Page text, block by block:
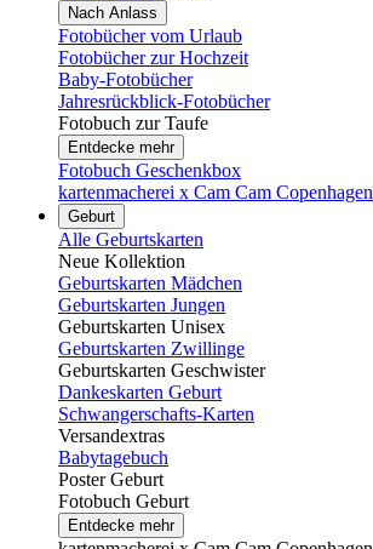
Nach Anlass
Fotobücher vom Urlaub
Fotobücher zur Hochzeit
Baby-Fotobücher
Jahresrückblick-Fotobücher
Fotobuch zur Taufe
Entdecke mehr
Fotobuch Geschenkbox
kartenmacherei x Cam Cam Copenhagen
Geburt
Alle Geburtskarten
Neue Kollektion
Geburtskarten Mädchen
Geburtskarten Jungen
Geburtskarten Unisex
Geburtskarten Zwillinge
Geburtskarten Geschwister
Dankeskarten Geburt
Schwangerschafts-Karten
Versandextras
Babytagebuch
Poster Geburt
Fotobuch Geburt
Entdecke mehr